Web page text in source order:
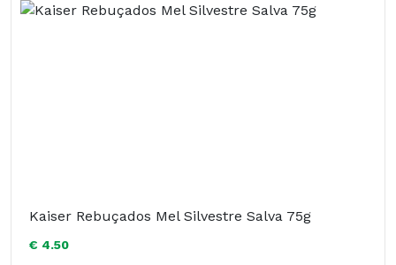
Kaiser Rebuçados Mel Silvestre Salva 75g
€ 4.50